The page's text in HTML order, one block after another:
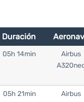
Duración
05h 14min
Airbus
05h 21min
Airbus